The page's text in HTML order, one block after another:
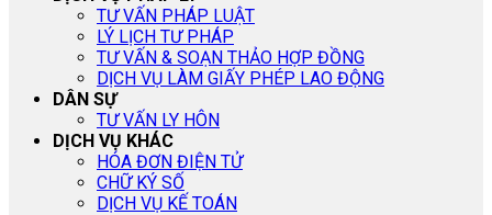
TƯ VẤN PHÁP LUẬT
LÝ LỊCH TƯ PHÁP
TƯ VẤN & SOẠN THẢO HỢP ĐỒNG
DỊCH VỤ LÀM GIẤY PHÉP LAO ĐỘNG
DÂN SỰ
TƯ VẤN LY HÔN
DỊCH VỤ KHÁC
HÓA ĐƠN ĐIỆN TỬ
CHỮ KÝ SỐ
DỊCH VỤ KẾ TOÁN